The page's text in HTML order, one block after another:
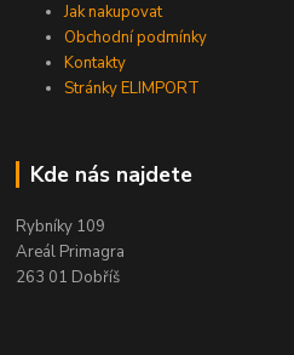
Jak nakupovat
Obchodní podmínky
Kontakty
Stránky ELIMPORT
Kde nás najdete
Rybníky 109
Areál Primagra
263 01 Dobříš